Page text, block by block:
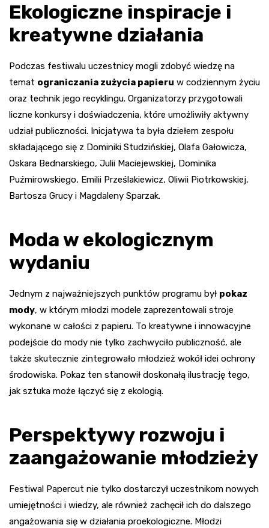
Ekologiczne inspiracje i
kreatywne działania
Podczas festiwalu uczestnicy mogli zdobyć wiedzę na
temat ograniczania zużycia papieru w codziennym życiu
oraz technik jego recyklingu. Organizatorzy przygotowali
liczne konkursy i doświadczenia, które umożliwiły aktywny
udział publiczności. Inicjatywa ta była dziełem zespołu
składającego się z Dominiki Studzińskiej, Olafa Gałowicza,
Oskara Bednarskiego, Julii Maciejewskiej, Dominika
Puźmirowskiego, Emilii Prześlakiewicz, Oliwii Piotrkowskiej,
Bartosza Grucy i Magdaleny Sparzak.
Moda w ekologicznym
wydaniu
Jednym z najważniejszych punktów programu był pokaz
mody, w którym młodzi modele zaprezentowali stroje
wykonane w całości z papieru. To kreatywne i innowacyjne
podejście do mody nie tylko zachwyciło publiczność, ale
także skutecznie zintegrowało młodzież wokół idei ochrony
środowiska. Pokaz ten stanowił doskonałą ilustrację tego,
jak sztuka może łączyć się z ekologią.
Perspektywy rozwoju i
zaangażowanie młodzieży
Festiwal Papercut nie tylko dostarczył uczestnikom nowych
umiejętności i wiedzy, ale również zachęcił ich do dalszego
angażowania się w działania proekologiczne. Młodzi